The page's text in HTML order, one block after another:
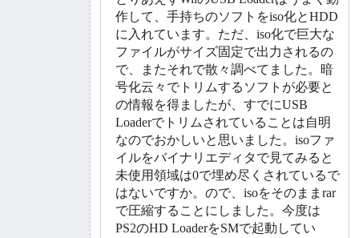
作して、手持ちのソフトをiso化とHDD
に入れています。ただ、iso化で巨大な
ファイルがサイズ固定で出力されるの
で、またそれで散々調べてました。暗
号化云々でトリムするソフトが必要と
の情報を得ましたが、すでにUSB
Loaderでトリムされていることは自明
なのでおかしいと思いました。isoファ
イルをバイナリエディタで見てみると
未使用領域は0で埋め尽くされているで
はないですか。ので、isoをそのままrar
で圧縮することにしました。今度は
PS2のHD LoaderをSMで起動してい